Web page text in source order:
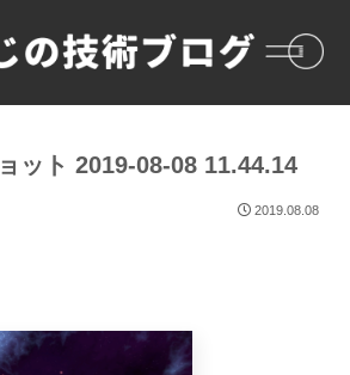
ット 2019-08-08 11.44.14
2019.08.08